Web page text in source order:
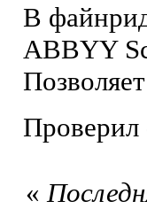
В
ABBYY
Проверил
«